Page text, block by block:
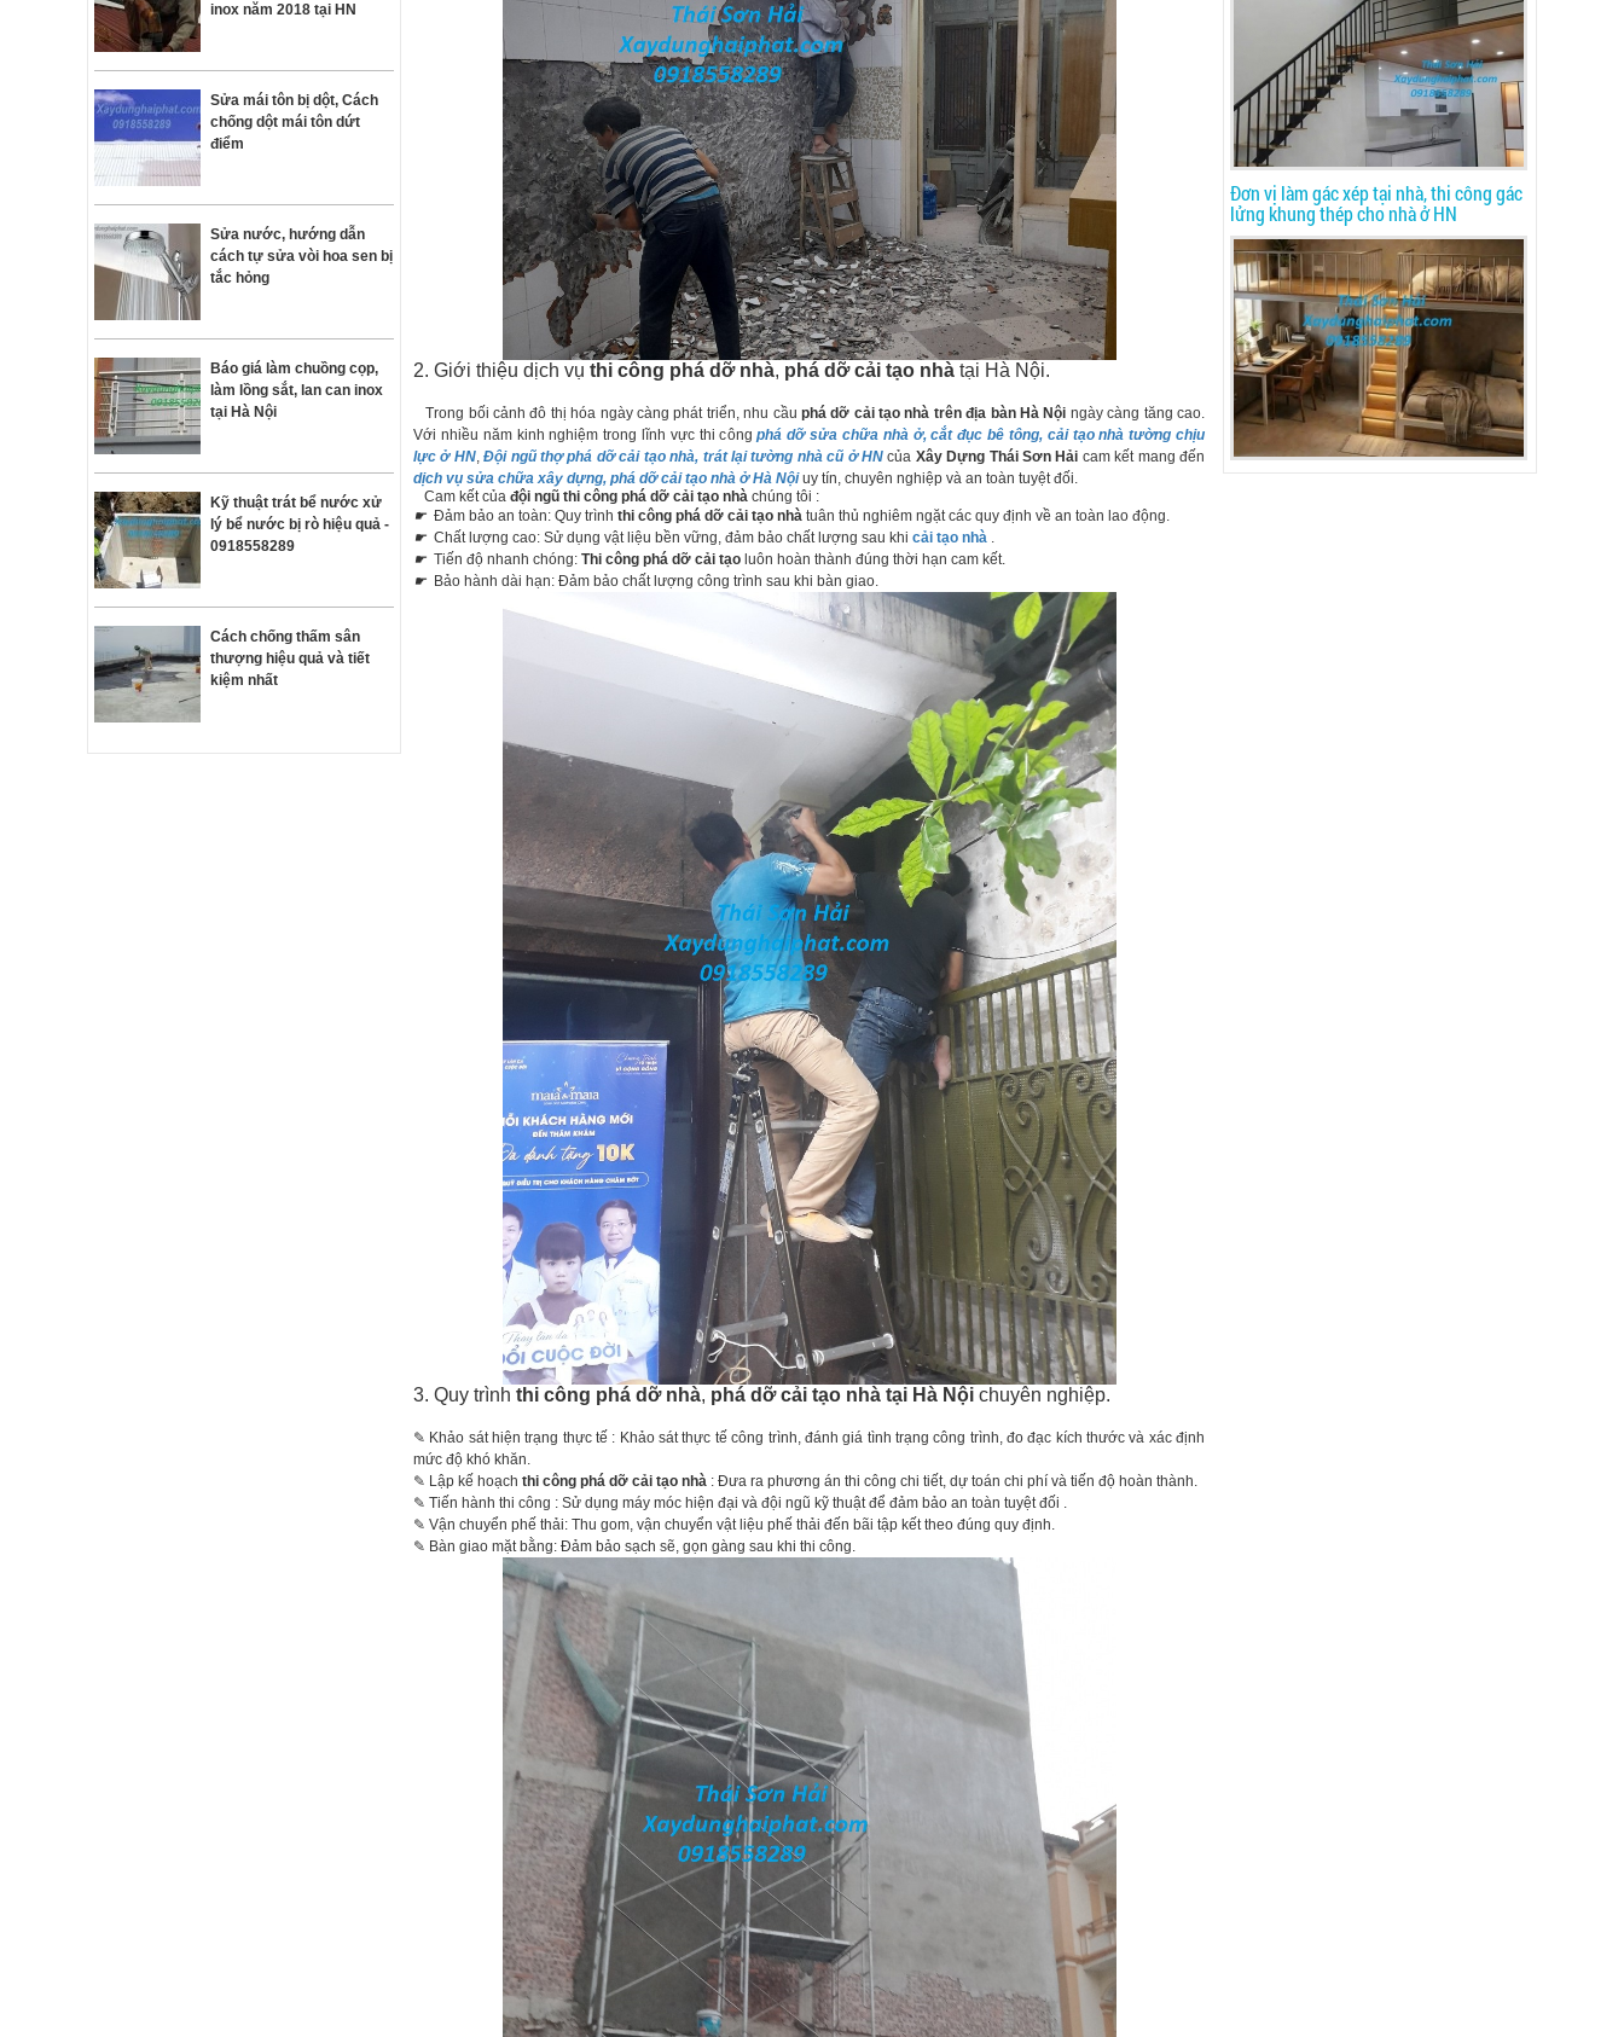
inox năm 2018 tại HN
Sửa mái tôn bị dột, Cách
chống dột mái tôn dứt
điểm
Sửa nước, hướng dẫn
cách tự sửa vòi hoa sen bị
tắc hỏng
Báo giá làm chuồng cọp,
làm lồng sắt, lan can inox
tại Hà Nội
Kỹ thuật trát bể nước xử
lý bể nước bị rò hiệu quả -
0918558289
Cách chống thấm sân
thượng hiệu quả và tiết
kiệm nhất
2. Giới thiệu dịch vụ thi công phá dỡ nhà, phá dỡ cải tạo nhà tại Hà Nội.
Trong bối cảnh đô thị hóa ngày càng phát triển, nhu cầu phá dỡ cải tạo nhà trên địa bàn Hà Nội ngày càng tăng cao.
Với nhiều năm kinh nghiệm trong lĩnh vực thi côngphá dỡ sửa chữa nhà ở, cắt đục bê tông, cải tạo nhà tường chịu
lực ở HN,Đội ngũ thợ phá dỡ cải tạo nhà, trát lại tường nhà cũ ở HNcủa Xây Dựng Thái Sơn Hải cam kết mang đến
dịch vụ sửa chữa xây dựng, phá dỡ cải tạo nhà ở Hà Nộiuy tín, chuyên nghiệp và an toàn tuyệt đối.
Cam kết của đội ngũ thi công phá dỡ cải tạo nhà chúng tôi :
☛ Đảm bảo an toàn: Quy trình thi công phá dỡ cải tạo nhà tuân thủ nghiêm ngặt các quy định về an toàn lao động.
☛ Chất lượng cao: Sử dụng vật liệu bền vững, đảm bảo chất lượng sau khi cải tạo nhà .
☛ Tiến độ nhanh chóng: Thi công phá dỡ cải tạo luôn hoàn thành đúng thời hạn cam kết.
☛ Bảo hành dài hạn: Đảm bảo chất lượng công trình sau khi bàn giao.
3. Quy trình thi công phá dỡ nhà, phá dỡ cải tạo nhà tại Hà Nội chuyên nghiệp.
✎ Khảo sát hiện trạng thực tế : Khảo sát thực tế công trình, đánh giá tình trạng công trình, đo đạc kích thước và xác định
mức độ khó khăn.
✎ Lập kế hoạch thi công phá dỡ cải tạo nhà : Đưa ra phương án thi công chi tiết, dự toán chi phí và tiến độ hoàn thành.
✎ Tiến hành thi công : Sử dụng máy móc hiện đại và đội ngũ kỹ thuật để đảm bảo an toàn tuyệt đối .
✎ Vận chuyển phế thải: Thu gom, vận chuyển vật liệu phế thải đến bãi tập kết theo đúng quy định.
✎ Bàn giao mặt bằng: Đảm bảo sạch sẽ, gọn gàng sau khi thi công.
Đơn vị làm gác xép tại nhà, thi công gác
lửng khung thép cho nhà ở HN